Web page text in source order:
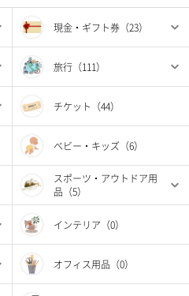
現金・ギフト券（23）
旅行（111）
チケット（44）
ベビー・キッズ（6）
スポーツ・アウトドア用
品（5）
インテリア（0）
オフィス用品（0）